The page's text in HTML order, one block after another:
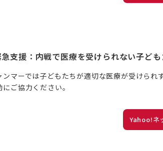
支援：内戦で医療を受けられない子ども
ンマーでは子どもたちが適切な医療が受けられ
ご協力ください。
Yahoo!ネ